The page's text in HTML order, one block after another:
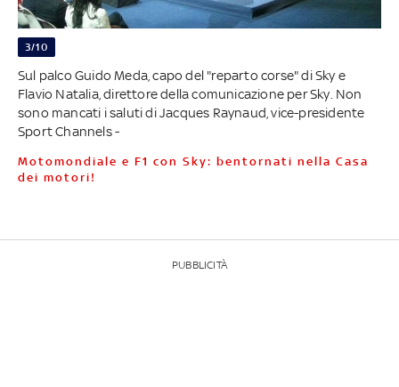
3/10
Sul palco Guido Meda, capo del "reparto corse" di Sky e
Flavio Natalia, direttore della comunicazione per Sky. Non
sono mancati i saluti di Jacques Raynaud, vice-presidente
Sport Channels -
Motomondiale e F1 con Sky: bentornati nella Casa
dei motori!
PUBBLICITÀ